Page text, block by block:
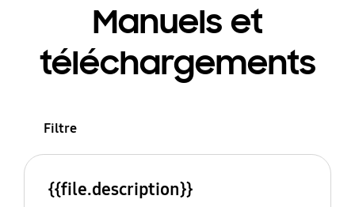
Manuels et
téléchargements
Filtre
{{file.description}}